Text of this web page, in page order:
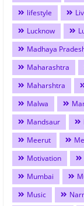
lifestyle
Lucknow
Madhaya
Maharashtra
Maharshtra
Malwa
Mandsaur
Meerut
Motivation
Mumbai
Music